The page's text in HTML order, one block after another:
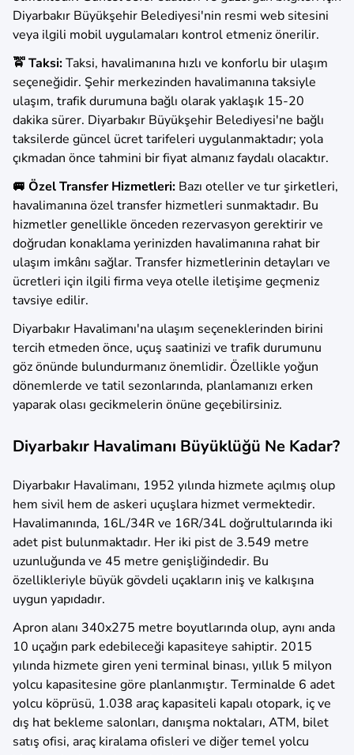
Diyarbakır Büyükşehir Belediyesi'nin resmi web sitesini
veya ilgili mobil uygulamaları kontrol etmeniz önerilir.​
🚖 Taksi:Taksi, havalimanına hızlı ve konforlu bir ulaşım
seçeneğidir. Şehir merkezinden havalimanına taksiyle
ulaşım, trafik durumuna bağlı olarak yaklaşık 15-20
dakika sürer. Diyarbakır Büyükşehir Belediyesi'ne bağlı
taksilerde güncel ücret tarifeleri uygulanmaktadır; yola
çıkmadan önce tahmini bir fiyat almanız faydalı olacaktır.
🚐 Özel Transfer Hizmetleri: Bazı oteller ve tur şirketleri,
havalimanına özel transfer hizmetleri sunmaktadır. Bu
hizmetler genellikle önceden rezervasyon gerektirir ve
doğrudan konaklama yerinizden havalimanına rahat bir
ulaşım imkânı sağlar. Transfer hizmetlerinin detayları ve
ücretleri için ilgili firma veya otelle iletişime geçmeniz
tavsiye edilir.​
Diyarbakır Havalimanı'na ulaşım seçeneklerinden birini
tercih etmeden önce, uçuş saatinizi ve trafik durumunu
göz önünde bulundurmanız önemlidir. Özellikle yoğun
dönemlerde ve tatil sezonlarında, planlamanızı erken
yaparak olası gecikmelerin önüne geçebilirsiniz.
Diyarbakır Havalimanı Büyüklüğü Ne Kadar?
Diyarbakır Havalimanı, 1952 yılında hizmete açılmış olup
hem sivil hem de askeri uçuşlara hizmet vermektedir.
Havalimanında, 16L/34R ve 16R/34L doğrultularında iki
adet pist bulunmaktadır. Her iki pist de 3.549 metre
uzunluğunda ve 45 metre genişliğindedir. Bu
özellikleriyle büyük gövdeli uçakların iniş ve kalkışına
uygun yapıdadır.
Apron alanı 340x275 metre boyutlarında olup, aynı anda
10 uçağın park edebileceği kapasiteye sahiptir. 2015
yılında hizmete giren yeni terminal binası, yıllık 5 milyon
yolcu kapasitesine göre planlanmıştır. Terminalde 6 adet
yolcu köprüsü, 1.038 araç kapasiteli kapalı otopark, iç ve
dış hat bekleme salonları, danışma noktaları, ATM, bilet
satış ofisi, araç kiralama ofisleri ve diğer temel yolcu